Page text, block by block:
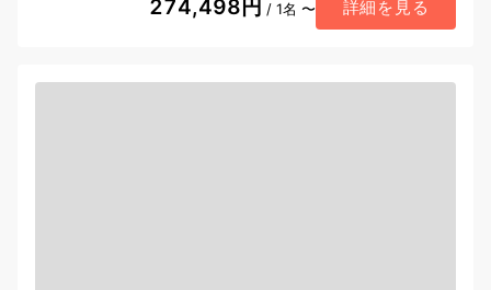
274,498円 / 1名 〜 詳細を見る